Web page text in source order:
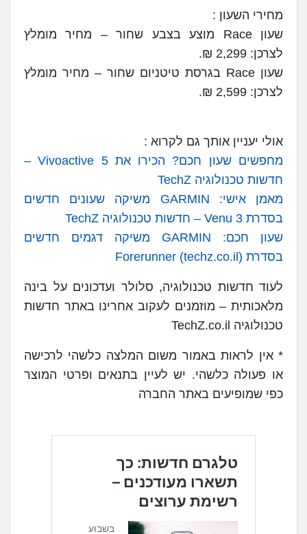
מחירי השעון :
שעון Race מוצע בצבע שחור – מחיר מומלץ
לצרכן: 2,299 ₪.
שעון Race בגרסת טיטניום שחור – מחיר מומלץ
לצרכן: 2,599 ₪.
אולי יעניין אותך גם לקרוא :
מחפשים שעון חכם? הכירו את Vivoactive 5 –
חדשות טכנולוגיה TechZ
מאמן אישי: GARMIN משיקה שעונים חדשים
בסדרת Venu 3 – חדשות טכנולוגיה TechZ
שעון חכם: GARMIN משיקה דגמים חדשים
בסדרת Forerunner (techz.co.il)
לעוד חדשות טכנולוגיה, סלולר ועדכונים על בינה
מלאכותית – מוזמנים לעקוב אחרינו באתר חדשות
טכנולוגיה TechZ.co.il
* אין לראות באמור משום המלצה כלשהי לרכישה
או פעולה כלשהי. יש לעיין בתנאים ופרטי המוצר
כפי שמופיעים באתר החברה